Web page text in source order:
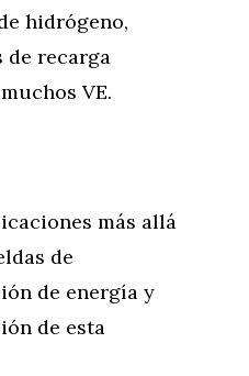
hidrógeno,
de recarga
VE.
más allá
de
de energía y
de esta